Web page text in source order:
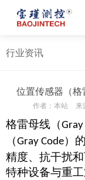
行业资讯
位置传感器（格
作者： 本站 来
格雷母线（
（Gray Code）
精度、抗干扰
特种设备与重